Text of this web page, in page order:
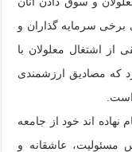
سرمایه گذاران و
از اشتغال معلولان با
که مصادیق ارزشمندی
اند خود از جامعه
مسئولیت، عاشقانه و